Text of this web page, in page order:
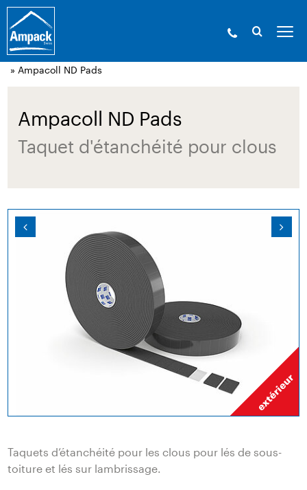
Ampack - Les experts de l’enveloppe du bâtiment. Depuis
1946.»Produits
accessoires
» Ampacoll ND Pads
Ampacoll ND Pads
Taquet d'étanchéité pour clous
Taquets d’étanchéité pour les clous pour lés de sous-
toiture et lés sur lambrissage.